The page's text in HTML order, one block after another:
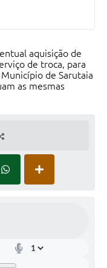
aquisição de
de troca, para
de Sarutaia
as mesmas